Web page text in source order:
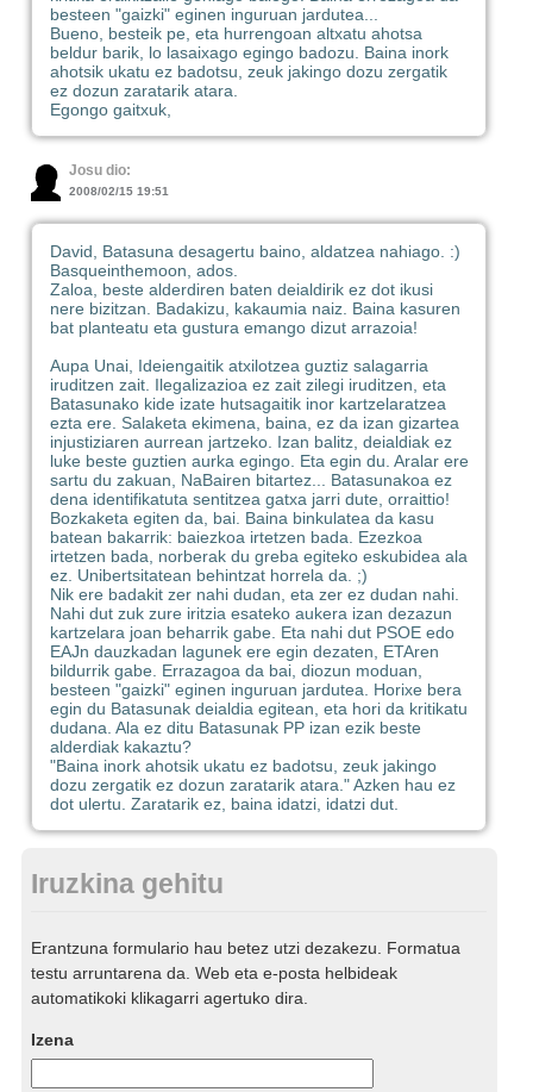
besteen "gaizki" eginen inguruan jardutea...
Bueno, besteik pe, eta hurrengoan altxatu ahotsa
beldur barik, lo lasaixago egingo badozu. Baina inork
ahotsik ukatu ez badotsu, zeuk jakingo dozu zergatik
ez dozun zaratarik atara.
Egongo gaitxuk,
Josu dio:
2008/02/15 19:51
David, Batasuna desagertu baino, aldatzea nahiago. :)
Basqueinthemoon, ados.
Zaloa, beste alderdiren baten deialdirik ez dot ikusi
nere bizitzan. Badakizu, kakaumia naiz. Baina kasuren
bat planteatu eta gustura emango dizut arrazoia!
Aupa Unai, Ideiengaitik atxilotzea guztiz salagarria
iruditzen zait. Ilegalizazioa ez zait zilegi iruditzen, eta
Batasunako kide izate hutsagaitik inor kartzelaratzea
ezta ere. Salaketa ekimena, baina, ez da izan gizartea
injustiziaren aurrean jartzeko. Izan balitz, deialdiak ez
luke beste guztien aurka egingo. Eta egin du. Aralar ere
sartu du zakuan, NaBairen bitartez... Batasunakoa ez
dena identifikatuta sentitzea gatxa jarri dute, orraittio!
Bozkaketa egiten da, bai. Baina binkulatea da kasu
batean bakarrik: baiezkoa irtetzen bada. Ezezkoa
irtetzen bada, norberak du greba egiteko eskubidea ala
ez. Unibertsitatean behintzat horrela da. ;)
Nik ere badakit zer nahi dudan, eta zer ez dudan nahi.
Nahi dut zuk zure iritzia esateko aukera izan dezazun
kartzelara joan beharrik gabe. Eta nahi dut PSOE edo
EAJn dauzkadan lagunek ere egin dezaten, ETAren
bildurrik gabe. Errazagoa da bai, diozun moduan,
besteen "gaizki" eginen inguruan jardutea. Horixe bera
egin du Batasunak deialdia egitean, eta hori da kritikatu
dudana. Ala ez ditu Batasunak PP izan ezik beste
alderdiak kakaztu?
"Baina inork ahotsik ukatu ez badotsu, zeuk jakingo
dozu zergatik ez dozun zaratarik atara." Azken hau ez
dot ulertu. Zaratarik ez, baina idatzi, idatzi dut.
Iruzkina gehitu
Erantzuna formulario hau betez utzi dezakezu. Formatua
testu arruntarena da. Web eta e-posta helbideak
automatikoki klikagarri agertuko dira.
Izena